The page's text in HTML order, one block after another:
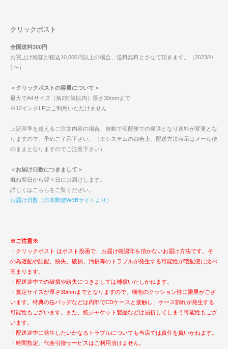
クリックポスト
全国送料300円
お買上げ総額が税込10,000円以上の場合、送料無料とさせて頂きます。（2023/4/
1〜）
＜クリックポストの容量について＞
最大でA4サイズ（角2封筒以内）厚さ30mmまで
※12インチLPはご利用いただけません
上記基準を超えるご注文内容の場合、自動で宅配便での発送となり送料が変更とな
りますので、予めご了承下さい。（※システムの都合上、配送方法表示はメール便
のままとなりますのでご注意下さい）
＜お届け日数につきまして＞
概ね翌日から翌々日にお届けします。
詳しくはこちらをご覧ください。
お届け日数（日本郵便WEBサイトより）
※ご注意※
・クリックポスト はポスト投函で、お届け確認印を頂かないお届け方法です。そ
の為遅配や誤配、紛失、破損、汚損等のトラブルが発生する可能性が宅配便に比べ
高まります。
・配送途中での破損や紛失につきましては補償いたしかねます。
・規定サイズが厚さ30mmまでとなりますので、梱包のクッション性に限界がござ
います。特典の缶バッヂなどは内部でCDケースと接触し、ケース割れが発生する
可能性もございます。また、紙ジャケット製品などは屈折してしまう可能性もござ
います。
・配送途中に発生したいかなるトラブルについても当店では責任を負いかねます。
・時間指定、代金引換サービスはご利用頂けません。